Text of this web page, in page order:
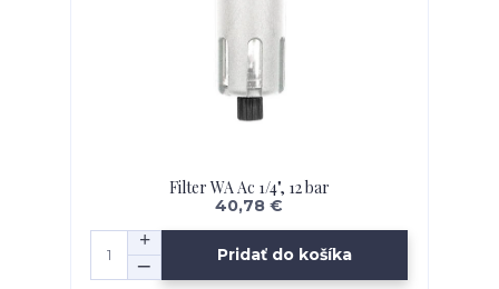
Filter WA Ac 1/4", 12 bar
40,78 €
Pridať do košíka